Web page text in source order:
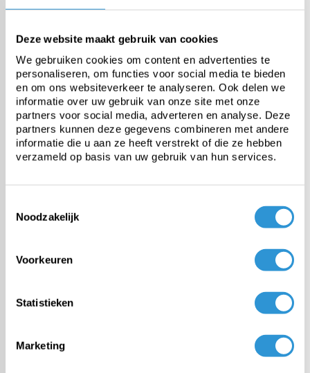
Deze website maakt gebruik van cookies
We gebruiken cookies om content en advertenties te
personaliseren, om functies voor social media te bieden
en om ons websiteverkeer te analyseren. Ook delen we
informatie over uw gebruik van onze site met onze
partners voor social media, adverteren en analyse. Deze
partners kunnen deze gegevens combineren met andere
informatie die u aan ze heeft verstrekt of die ze hebben
verzameld op basis van uw gebruik van hun services.
Noodzakelijk
Voorkeuren
Statistieken
Marketing
Treksterkte 750 N/5cm
Scheurweerstand 200N
Temperatuurbestendigheid -30 tot +70°C
Afwerking
Rondom gezoomd met
aluminium ringen diam. 12mm
Start chat
Omschrijving